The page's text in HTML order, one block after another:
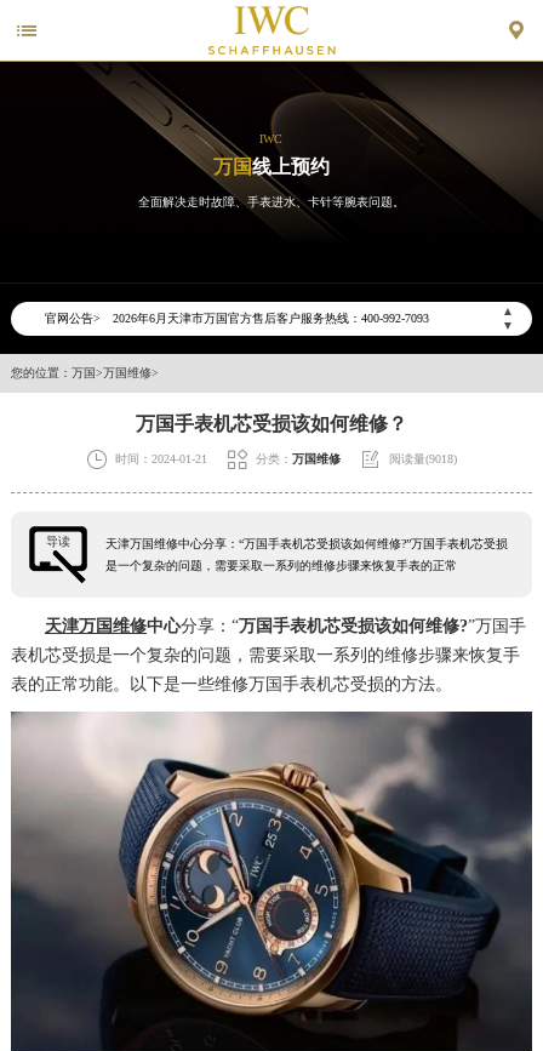
 
IWC
万国线上预约
全面解决走时故障、手表进水、卡针等腕表问题。
官网公告>
▲
▼
2026年6月万国售后服务中心最新网点地址：
天津市和平区赤峰道136号天津国际金融中心26层2603室万国售后服务中心（需提前预约）
节假日正常营业！
您的位置： 万国>万国维修>
万国手表机芯受损该如何维修？
 时间：2024-01-21  分类： 万国维修  阅读量(9018)
导读
天津万国维修中心分享：“万国手表机芯受损该如何维修?”万国手表机芯受损
是一个复杂的问题，需要采取一系列的维修步骤来恢复手表的正常
天津万国维修中心分享：“万国手表机芯受损该如何维修?”万国手
表机芯受损是一个复杂的问题，需要采取一系列的维修步骤来恢复手
表的正常功能。以下是一些维修万国手表机芯受损的方法。